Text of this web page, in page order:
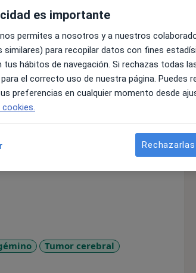
de la Unidad de
liderada la Subunidad
VOT.
Astrocitoma en
del trigémino, Metástasis
Aneurisma cerebral,
acústico, Luxación vertebral, Espina
Dolor crónico de columna.
Tumor cerebral
es importante
permites a nosotros y a nuestros
similares) para recopilar datos con fines
tus hábitos de navegación. Si rechazas todas
el correcto uso de nuestra página. Puedes
preferencias en cualquier momento desde